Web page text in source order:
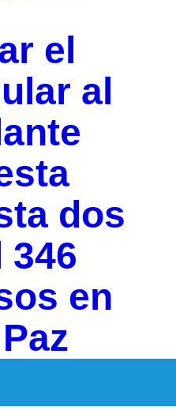
el
al
dos
346
en